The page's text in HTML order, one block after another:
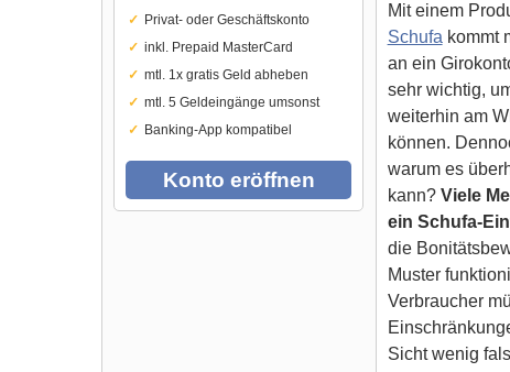
Privat- oder Geschäftskonto
inkl. Prepaid MasterCard
mtl. 1x gratis Geld abheben
mtl. 5 Geldeingänge umsonst
Banking-App kompatibel
Konto eröffnen
Mit einem
Schufa kommt
an ein
sehr wichtig,
weiterhin am
können.
warum es
kann? Viele
ein Schufa-
die
Muster
Verbraucher
Sicht wenig